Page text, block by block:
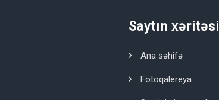
Saytın xəritəsi
Ana səhifə
Fotoqalereya